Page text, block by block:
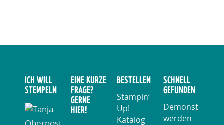
ICH WILL
STEMPELN
EINE KURZE
FRAGE?
GERNE
HIER!
BESTELLEN
Stampin‘
Up!
Katalog
SCHNELL
GEFUNDEN
werden